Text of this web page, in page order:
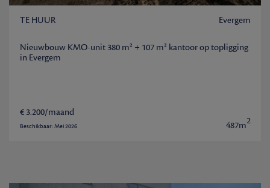
TE HUUR Evergem
Nieuwbouw KMO-unit 380 m² + 107 m² kantoor op topligging
in Evergem
€ 3.200/maand
Beschikbaar: Mei 2026 487m2